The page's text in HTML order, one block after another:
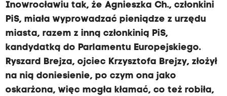
Inowrocławiu tak, że Agnieszka Ch., członkini
PiS, miała wyprowadzać pieniądze z urzędu
miasta, razem z inną członkinią PiS,
kandydatką do Parlamentu Europejskiego.
Ryszard Brejza, ojciec Krzysztofa Brejzy, złożył
na nią doniesienie, po czym ona jako
oskarżona, więc mogła kłamać, co też robiła,